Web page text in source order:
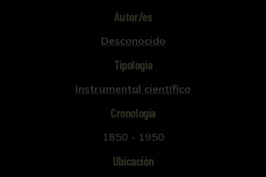
Autor/es
Desconocido
Tipología
Instrumental científico
Cronología
1850 - 1950
Ubicación